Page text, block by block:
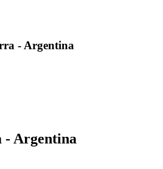
- Argentina
- Argentina